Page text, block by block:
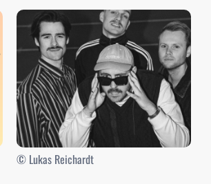
© Lukas Reichardt